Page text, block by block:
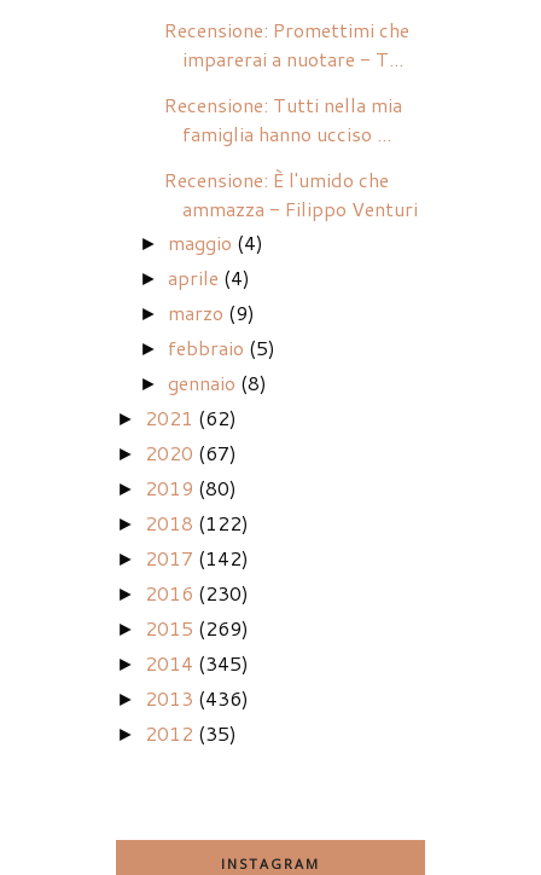
Recensione: Promettimi che
imparerai a nuotare - T...
Recensione: Tutti nella mia
famiglia hanno ucciso ...
Recensione: È l'umido che
ammazza - Filippo Venturi
► maggio (4)
►aprile (4)
► marzo (9)
► febbraio (5)
►gennaio (8)
► 2021 (62)
► 2020 (67)
► 2019 (80)
► 2018 (122)
► 2017 (142)
► 2016 (230)
► 2015 (269)
► 2014 (345)
► 2013 (436)
► 2012 (35)
INSTAGRAM